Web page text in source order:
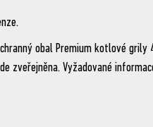
obal Premium kotlové grily
zveřejněna. Vyžadované